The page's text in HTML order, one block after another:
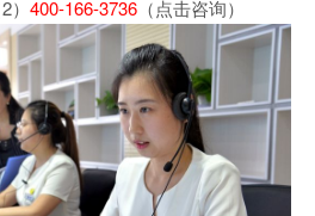
400-166-3736 （点击咨询）